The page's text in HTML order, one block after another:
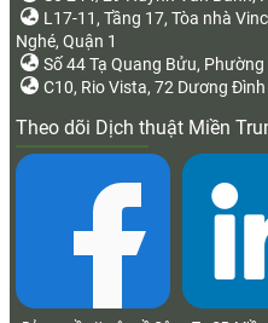
L17-11, Tầng 17, Tòa nhà
Nghé, Quận 1
Số 44 Tạ Quang Bửu, Phường
C10, Rio Vista, 72 Dương
Theo dõi Dịch thuật Miền